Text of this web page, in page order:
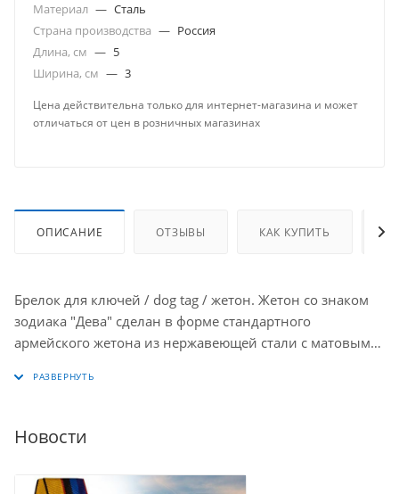
Материал — Сталь
Страна производства — Россия
Длина, см — 5
Ширина, см — 3
Цена действительна только для интернет-магазина и может
отличаться от цен в розничных магазинах
ОПИСАНИЕ ОТЗЫВЫ КАК КУПИТЬ
Брелок для ключей / dog tag / жетон. Жетон со знаком
зодиака "Дева" сделан в форме стандартного
армейского жетона из нержавеющей стали с матовым
Изображение близнецов и надпись: "Virgo" нанесены с
см, толщина 1,5 мм.
Новости